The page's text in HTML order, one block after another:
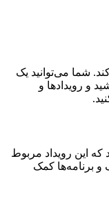
شما می‌توانید یک
و رویدادها و
که این رویداد مربوط
و برنامه‌ها کمک